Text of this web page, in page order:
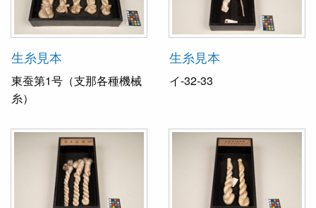
生糸見本
東蚕第1号（支那各種機械
糸）
生糸見本
イ-32-33